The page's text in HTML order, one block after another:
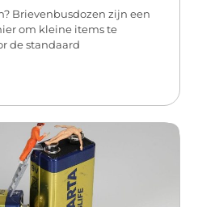
Brievenbusdozen zijn een
om kleine items te
de standaard